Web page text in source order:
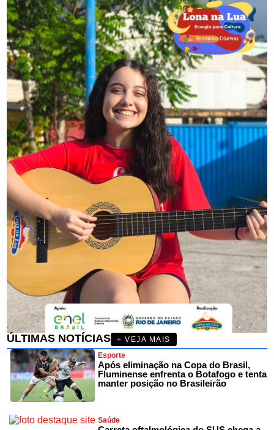
ÚLTIMAS NOTÍCIAS
+ VEJA MAIS
Esporte
Após eliminação na Copa do Brasil,
Fluminense enfrenta o Botafogo e tenta
manter posição no Brasileirão
Saúde